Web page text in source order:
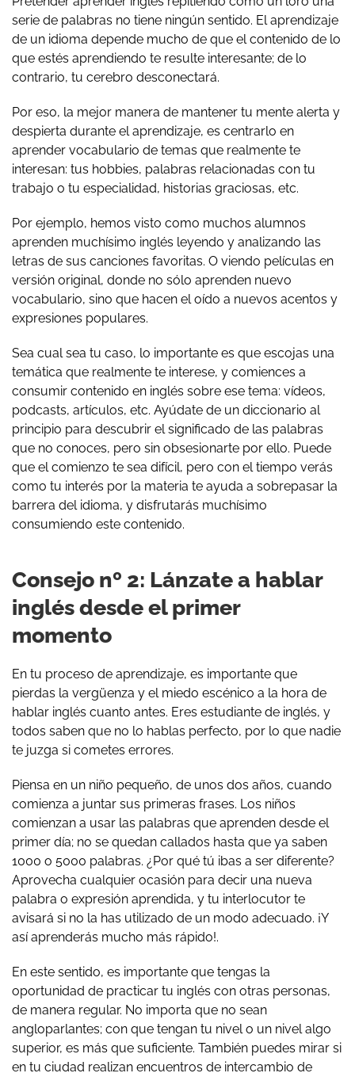
serie de palabras no tiene ningún sentido. El aprendizaje
de un idioma depende mucho de que el contenido de lo
que estés aprendiendo te resulte interesante; de lo
contrario, tu cerebro desconectará.
Por eso, la mejor manera de mantener tu mente alerta y
despierta durante el aprendizaje, es centrarlo en
aprender vocabulario de temas que realmente te
interesan: tus hobbies, palabras relacionadas con tu
trabajo o tu especialidad, historias graciosas, etc.
Por ejemplo, hemos visto como muchos alumnos
aprenden muchísimo inglés leyendo y analizando las
letras de sus canciones favoritas. O viendo películas en
versión original, donde no sólo aprenden nuevo
vocabulario, sino que hacen el oído a nuevos acentos y
expresiones populares.
Sea cual sea tu caso, lo importante es que escojas una
temática que realmente te interese, y comiences a
consumir contenido en inglés sobre ese tema: vídeos,
podcasts, artículos, etc. Ayúdate de un diccionario al
principio para descubrir el significado de las palabras
que no conoces, pero sin obsesionarte por ello. Puede
que el comienzo te sea difícil, pero con el tiempo verás
como tu interés por la materia te ayuda a sobrepasar la
barrera del idioma, y disfrutarás muchísimo
consumiendo este contenido.
Consejo nº 2: Lánzate a hablar
inglés desde el primer
momento
En tu proceso de aprendizaje, es importante que
pierdas la vergüenza y el miedo escénico a la hora de
hablar inglés cuanto antes. Eres estudiante de inglés, y
todos saben que no lo hablas perfecto, por lo que nadie
te juzga si cometes errores.
Piensa en un niño pequeño, de unos dos años, cuando
comienza a juntar sus primeras frases. Los niños
comienzan a usar las palabras que aprenden desde el
primer día; no se quedan callados hasta que ya saben
1000 o 5000 palabras. ¿Por qué tú ibas a ser diferente?
Aprovecha cualquier ocasión para decir una nueva
palabra o expresión aprendida, y tu interlocutor te
avisará si no la has utilizado de un modo adecuado. ¡Y
así aprenderás mucho más rápido!.
En este sentido, es importante que tengas la
oportunidad de practicar tu inglés con otras personas,
de manera regular. No importa que no sean
angloparlantes; con que tengan tu nivel o un nivel algo
superior, es más que suficiente. También puedes mirar si
en tu ciudad realizan encuentros de intercambio de